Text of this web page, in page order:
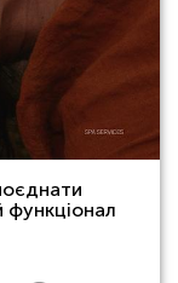
функціонал